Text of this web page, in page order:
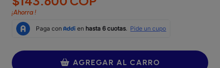
¡Ahorra!
AGREGAR AL CARRO